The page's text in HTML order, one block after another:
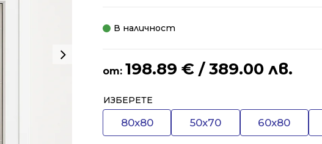
В наличност
от: 198.89 € / 389.00 лв.
ИЗБЕРЕТЕ
80x80 50x70 60x80
Alternative: